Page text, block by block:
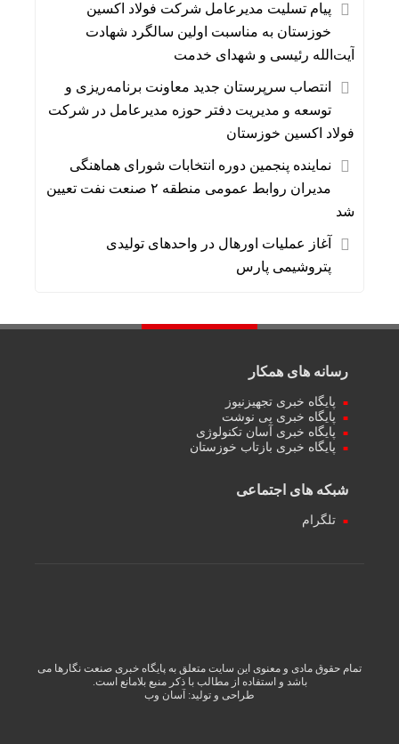
پیام تسلیت مدیرعامل شرکت فولاد اکسین
خوزستان به مناسبت اولین سالگرد شهادت
آیت‌الله رئیسی و شهدای خدمت
انتصاب سرپرستان جدید معاونت برنامه‌ریزی و
توسعه و مدیریت دفتر حوزه مدیرعامل در شرکت
فولاد اکسین خوزستان
نماینده پنجمین دوره انتخابات شورای هماهنگی
مدیران روابط عمومی منطقه ۲ صنعت نفت تعیین
شد
آغاز عملیات اورهال در واحدهای تولیدی
پتروشیمی پارس
رسانه های همکار
پایگاه خبری تجهیزنیوز
پایگاه خبری پی نوشت
پایگاه خبری آسان تکنولوژی
پایگاه خبری بازتاب خوزستان
شبکه های اجتماعی
تلگرام
تمام حقوق مادی و معنوی این سایت متعلق به پایگاه خبری صنعت نگارها می
باشد و استفاده از مطالب با ذکر منبع بلامانع است.
طراحی و تولید: آسان وب